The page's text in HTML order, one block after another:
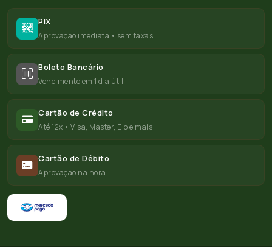
PIX
Aprovação imediata • sem taxas
Boleto Bancário
Vencimento em 1 dia útil
Cartão de Crédito
Até 12x • Visa, Master, Elo e mais
Cartão de Débito
Aprovação na hora